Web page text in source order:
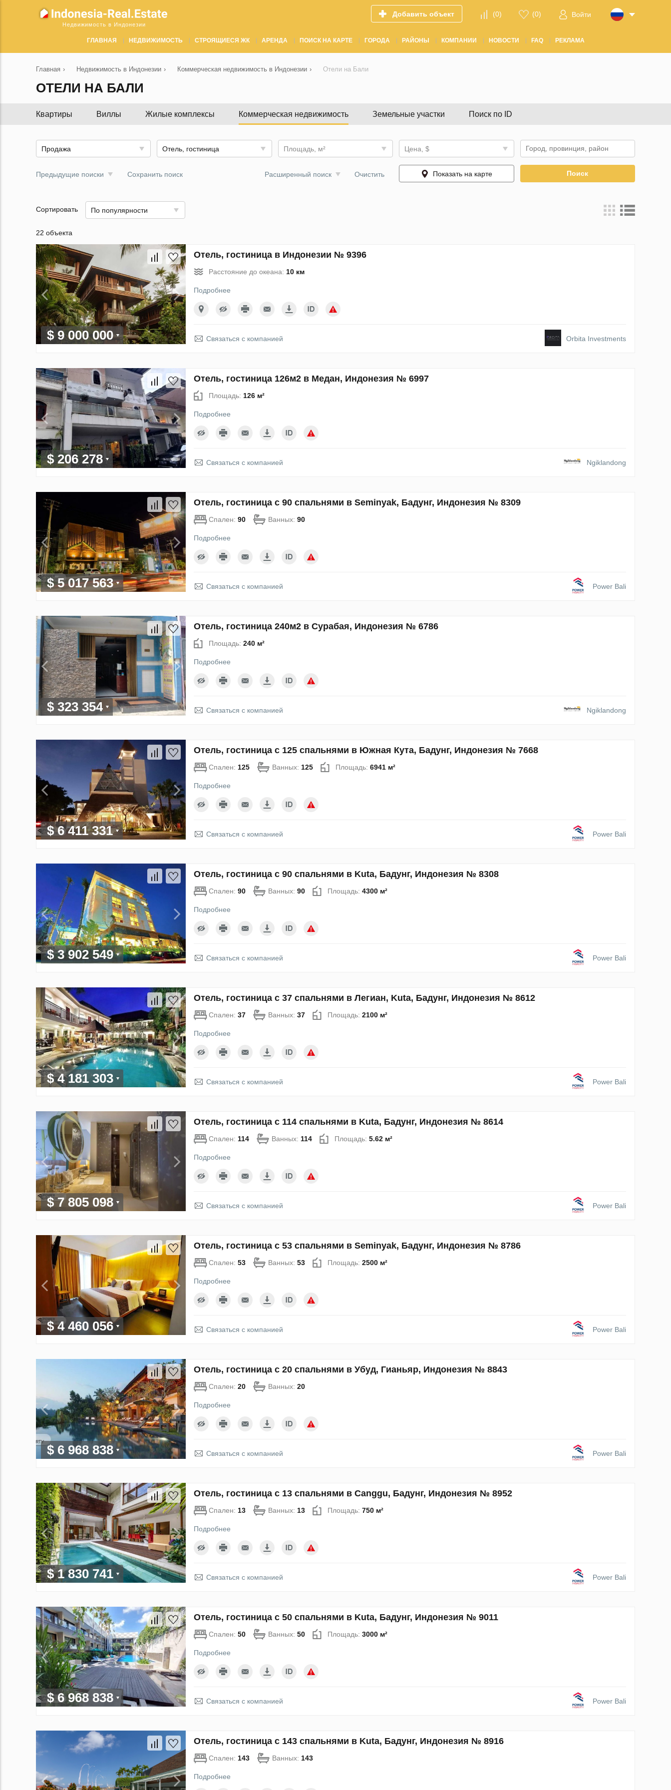
Недвижимость в Индонезии
Добавить объект (0) (0) Войти
ГЛАВНАЯ НЕДВИЖИМОСТЬ СТРОЯЩИЕСЯ ЖК АРЕНДА ПОИСК НА КАРТЕ ГОРОДА РАЙОНЫ КОМПАНИИ НОВОСТИ FAQ РЕКЛАМА
Главная › Недвижимость в Индонезии › Коммерческая недвижимость в Индонезии › Отели на Бали
ОТЕЛИ НА БАЛИ
Квартиры Виллы Жилые комплексы Коммерческая недвижимость Земельные участки Поиск по ID
Продажа Отель, гостиница Площадь, м² Цена, $
Предыдущие поиски Сохранить поиск Расширенный поиск Очистить Показать на карте Поиск
Сортировать По популярности
22 объекта
$ 9 000 000
Отель, гостиница в Индонезии № 9396
Расстояние до океана: 10 км
Подробнее
Связаться с компанией Orbita Investments
$ 206 278
Отель, гостиница 126м2 в Медан, Индонезия № 6997
Площадь: 126 м²
Подробнее
Связаться с компанией Ngiklandong
$ 5 017 563
Отель, гостиница с 90 спальнями в Seminyak, Бадунг, Индонезия № 8309
Спален: 90 Ванных: 90
Подробнее
Связаться с компанией Power Bali
$ 323 354
Отель, гостиница 240м2 в Сурабая, Индонезия № 6786
Площадь: 240 м²
Подробнее
Связаться с компанией Ngiklandong
$ 6 411 331
Отель, гостиница с 125 спальнями в Южная Кута, Бадунг, Индонезия № 7668
Спален: 125 Ванных: 125 Площадь: 6941 м²
Подробнее
Связаться с компанией Power Bali
$ 3 902 549
Отель, гостиница с 90 спальнями в Kuta, Бадунг, Индонезия № 8308
Спален: 90 Ванных: 90 Площадь: 4300 м²
Подробнее
Связаться с компанией Power Bali
$ 4 181 303
Отель, гостиница с 37 спальнями в Легиан, Kuta, Бадунг, Индонезия № 8612
Спален: 37 Ванных: 37 Площадь: 2100 м²
Подробнее
Связаться с компанией Power Bali
$ 7 805 098
Отель, гостиница с 114 спальнями в Kuta, Бадунг, Индонезия № 8614
Спален: 114 Ванных: 114 Площадь: 5.62 м²
Подробнее
Связаться с компанией Power Bali
$ 4 460 056
Отель, гостиница с 53 спальнями в Seminyak, Бадунг, Индонезия № 8786
Спален: 53 Ванных: 53 Площадь: 2500 м²
Подробнее
Связаться с компанией Power Bali
$ 6 968 838
Отель, гостиница с 20 спальнями в Убуд, Гианьяр, Индонезия № 8843
Спален: 20 Ванных: 20
Подробнее
Связаться с компанией Power Bali
$ 1 830 741
Отель, гостиница с 13 спальнями в Canggu, Бадунг, Индонезия № 8952
Спален: 13 Ванных: 13 Площадь: 750 м²
Подробнее
Связаться с компанией Power Bali
$ 6 968 838
Отель, гостиница с 50 спальнями в Kuta, Бадунг, Индонезия № 9011
Спален: 50 Ванных: 50 Площадь: 3000 м²
Подробнее
Связаться с компанией Power Bali
Отель, гостиница с 143 спальнями в Kuta, Бадунг, Индонезия № 8916
Спален: 143 Ванных: 143
Подробнее